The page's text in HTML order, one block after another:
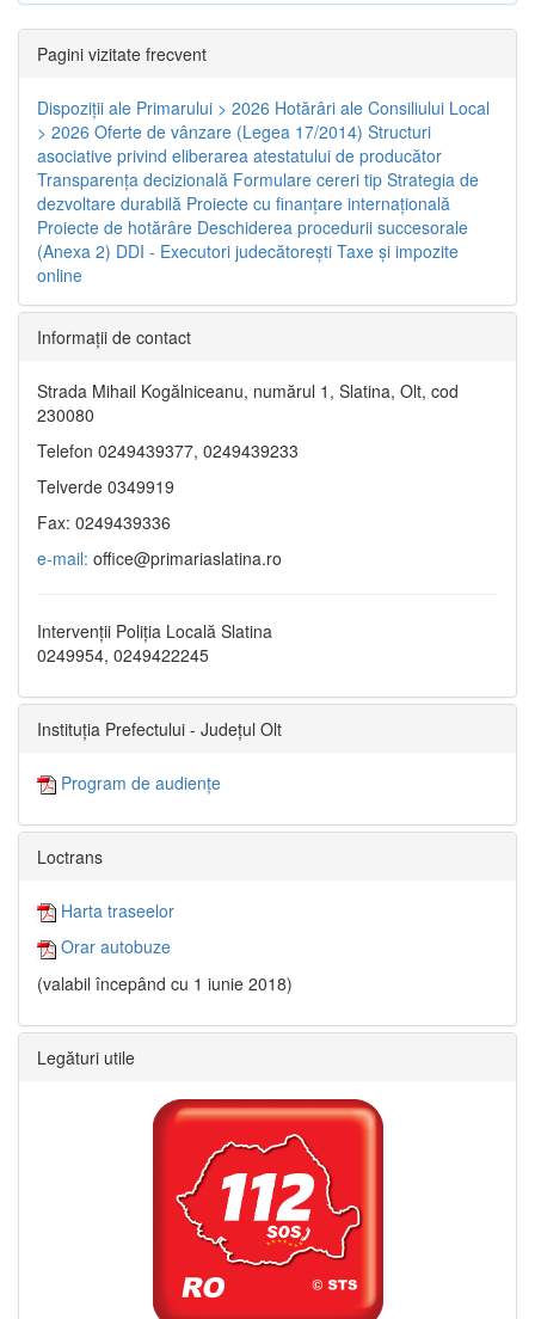
Pagini vizitate frecvent
Dispoziţii ale Primarului > 2026 Hotărâri ale Consiliului Local
> 2026 Oferte de vânzare (Legea 17/2014) Structuri
asociative privind eliberarea atestatului de producător
Transparenţa decizională Formulare cereri tip Strategia de
dezvoltare durabilă Proiecte cu finanţare internaţională
Proiecte de hotărâre Deschiderea procedurii succesorale
(Anexa 2) DDI - Executori judecătorești Taxe şi impozite
online
Informaţii de contact
Strada Mihail Kogălniceanu, numărul 1, Slatina, Olt, cod
230080
Telefon 0249439377, 0249439233
Telverde 0349919
Fax: 0249439336
e-mail: office@primariaslatina.ro
Intervenții Poliția Locală Slatina
0249954, 0249422245
Instituția Prefectului - Județul Olt
Program de audiențe
Loctrans
Harta traseelor
Orar autobuze
(valabil începând cu 1 iunie 2018)
Legături utile